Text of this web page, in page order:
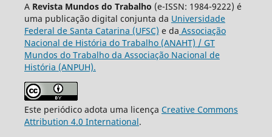
A Revista Mundos do Trabalho (e-ISSN: 1984-9222) é
uma publicação digital conjunta da Universidade
Federal de Santa Catarina (UFSC) e da Associação
Nacional de História do Trabalho (ANAHT) / GT
Mundos do Trabalho da Associação Nacional de
História (ANPUH).
Este periódico adota uma licença Creative Commons
Attribution 4.0 International.